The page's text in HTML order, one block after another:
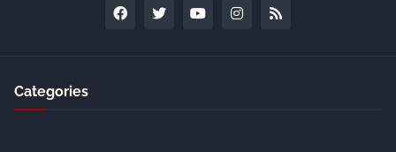
Categories